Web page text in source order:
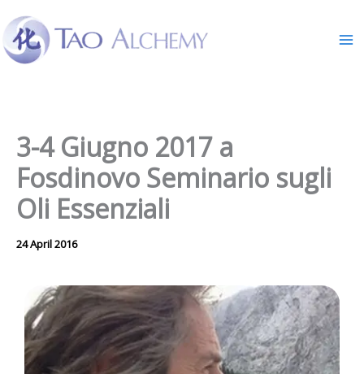
content
3-4 Giugno 2017 a
Fosdinovo Seminario sugli
Oli Essenziali
24 April 2016